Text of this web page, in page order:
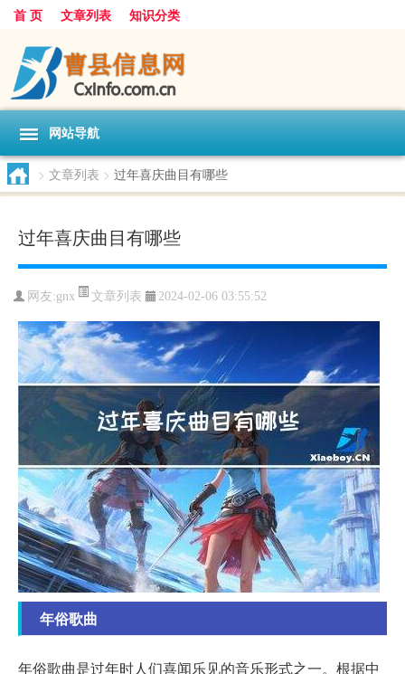
首 页 文章列表 知识分类
网站导航
> 文章列表 > 过年喜庆曲目有哪些
过年喜庆曲目有哪些
网友:gnx 文章列表 2024-02-06 03:55:52
年俗歌曲
年俗歌曲是过年时人们喜闻乐见的音乐形式之一。根据中